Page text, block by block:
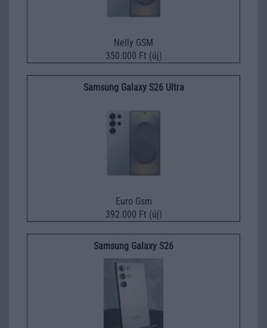
Nelly GSM
350.000 Ft (új)
Samsung Galaxy S26 Ultra
Euro Gsm
392.000 Ft (új)
Samsung Galaxy S26